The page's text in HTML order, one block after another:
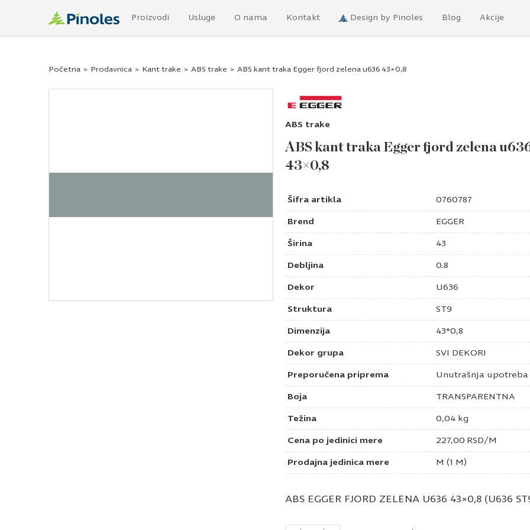
Proizvodi Usluge O nama Kontakt Design by Pinoles Blog Akcije
Početna > Prodavnica > Kant trake > ABS trake > ABS kant traka Egger fjord zelena u636 43×0,8
ABS trake
ABS kant traka Egger fjord zelena
43×0,8
Šifra artikla 0760787
Brend EGGER
Širina 43
Debljina 0.8
Dekor U636
Struktura ST9
Dimenzija 43*0,8
Dekor grupa SVI DEKORI
Preporučena priprema Unutrašnja upotreba
Boja TRANSPARENTNA
Težina 0,04 kg
Cena po jedinici mere 227,00 RSD/M
Prodajna jedinica mere M (1 M)
ABS EGGER FJORD ZELENA U636 43×0,8 (U636